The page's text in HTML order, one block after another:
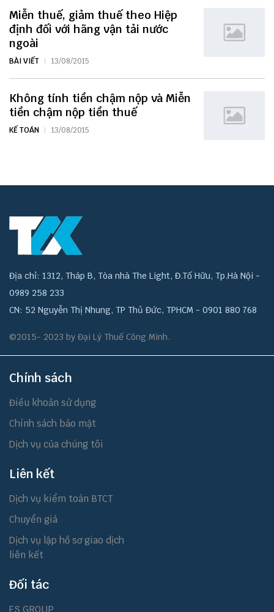
Miễn thuế, giảm thuế theo Hiệp
định đối với hãng vận tải nước
ngoài
BÀI VIẾT 13/08/2015
Không tính tiền chậm nộp và Miễn
tiền chậm nộp tiền thuế
KẾ TOÁN 13/08/2015
Địa chỉ: 1312, Tháp B, Tòa nhà The Light, Đ.Tố Hữu, Tp.Hà Nội -
0989 258 233
CN: 52 Nguyễn Thị Nhung, TP Thủ Đức, TPHCM - 0901 880 768
©2015- 2023 by Đại Lý Thuế Công Minh.
Chính sách
Điều khoản sử dụng
Chính sách bảo mật
Dịch vụ của chúng tôi
Liên kết
Dịch vụ kiểm toán BTCT
Chuyển giá
Dịch vụ lập hồ sơ giao dịch
liên kết
Đối tác
ES GROUP